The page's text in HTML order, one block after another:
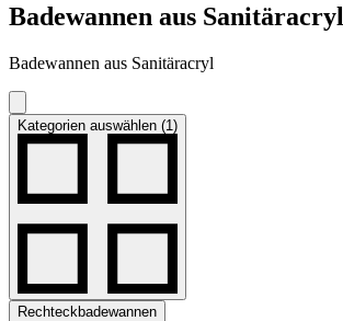
Badewannen aus Sanitäracryl
Badewannen aus Sanitäracryl
Kategorien auswählen (1)
Rechteckbadewannen